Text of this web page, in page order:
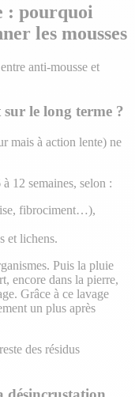
: pourquoi
les mousses
anti-mousse et
le long terme ?
mais à action lente) ne
12 semaines, selon :
fibrociment…),
et lichens.
Puis la pluie
encore dans la pierre,
Grâce à ce lavage
un plus après
des résidus